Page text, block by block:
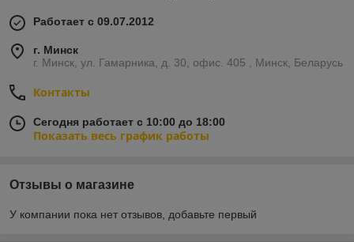
Работает с 09.07.2012
г. Минск
г. Минск, ул. Гамарника, д. 30, офис. 405 , Минск, Беларусь
Контакты
Сегодня работает с 10:00 до 18:00
Показать весь график работы
Отзывы о магазине
У компании пока нет отзывов, добавьте первый